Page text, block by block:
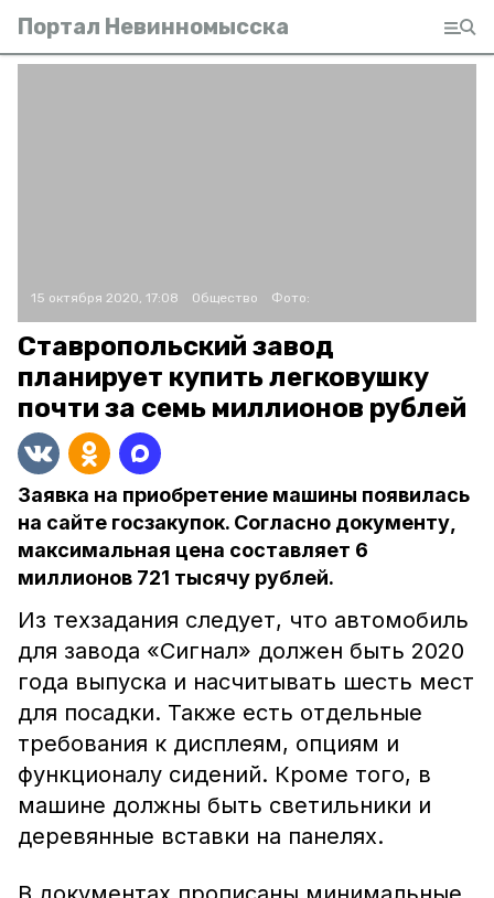
Портал Невинномысска
15 октября 2020, 17:08 Общество Фото:
Ставропольский завод
планирует купить легковушку
почти за семь миллионов рублей
Заявка на приобретение машины появилась
на сайте госзакупок. Согласно документу,
максимальная цена составляет 6
миллионов 721 тысячу рублей.
Из техзадания следует, что автомобиль
для завода «Сигнал» должен быть 2020
года выпуска и насчитывать шесть мест
для посадки. Также есть отдельные
требования к дисплеям, опциям и
функционалу сидений. Кроме того, в
машине должны быть светильники и
деревянные вставки на панелях.